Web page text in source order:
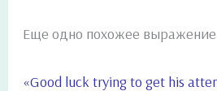
Еще одно похожее
«Good luck trying to get his